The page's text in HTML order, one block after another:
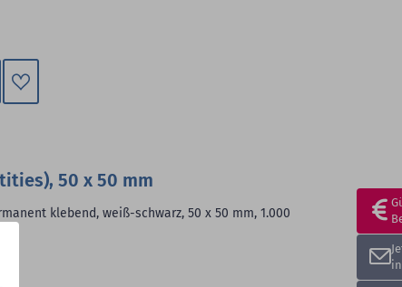
Zum
50 x 50 mm
klebend, weiß-schwarz, 50 x 50 mm, 1.000